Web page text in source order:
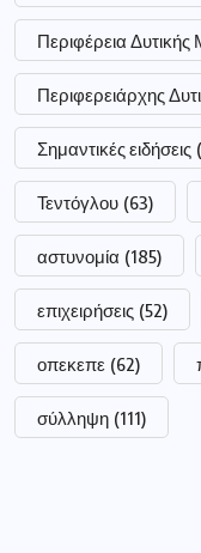
Περιφέρεια Δυτικής
Περιφερειάρχης
Σημαντικές ειδήσεις
Τεντόγλου (63)
αστυνομία (185)
επιχειρήσεις (52)
οπεκεπε (62)
σύλληψη (111)